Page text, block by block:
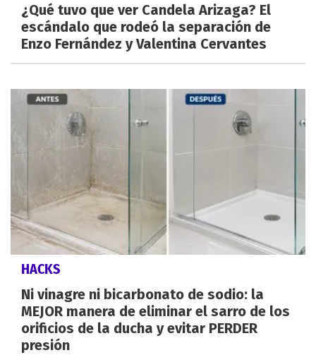
¿Qué tuvo que ver Candela Arizaga? El
escándalo que rodeó la separación de
Enzo Fernández y Valentina Cervantes
HACKS
Ni vinagre ni bicarbonato de sodio: la
MEJOR manera de eliminar el sarro de los
orificios de la ducha y evitar PERDER
presión